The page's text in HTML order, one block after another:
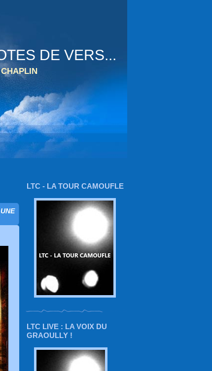
DE VERS...
LTC - LA TOUR CAMOUFLE
LTC LIVE : LA VOIX DU
GRAOULLY !